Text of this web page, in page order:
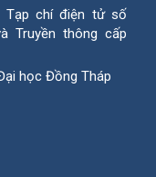
Tạp chí điện tử số
Truyền thông cấp
học Đồng Tháp